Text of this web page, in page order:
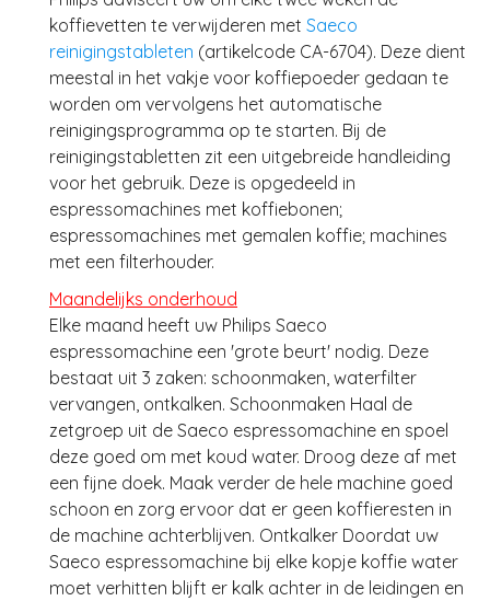
koffievetten te verwijderen met Saeco
reinigingstableten (artikelcode CA-6704). Deze dient
meestal in het vakje voor koffiepoeder gedaan te
worden om vervolgens het automatische
reinigingsprogramma op te starten. Bij de
reinigingstabletten zit een uitgebreide handleiding
voor het gebruik. Deze is opgedeeld in
espressomachines met koffiebonen;
espressomachines met gemalen koffie; machines
met een filterhouder.
Maandelijks onderhoud
Elke maand heeft uw Philips Saeco
espressomachine een 'grote beurt' nodig. Deze
bestaat uit 3 zaken: schoonmaken, waterfilter
vervangen, ontkalken. Schoonmaken Haal de
zetgroep uit de Saeco espressomachine en spoel
deze goed om met koud water. Droog deze af met
een fijne doek. Maak verder de hele machine goed
schoon en zorg ervoor dat er geen koffieresten in
de machine achterblijven. Ontkalker Doordat uw
Saeco espressomachine bij elke kopje koffie water
moet verhitten blijft er kalk achter in de leidingen en